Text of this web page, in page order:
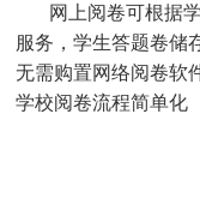
网 上阅卷可根据
服务，学生答题卷储
无需购置网络阅卷软
学校阅卷流程简单化